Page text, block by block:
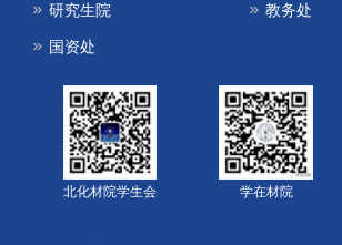
研究生院 教务处
国资处
北化材院学生会 学在材院